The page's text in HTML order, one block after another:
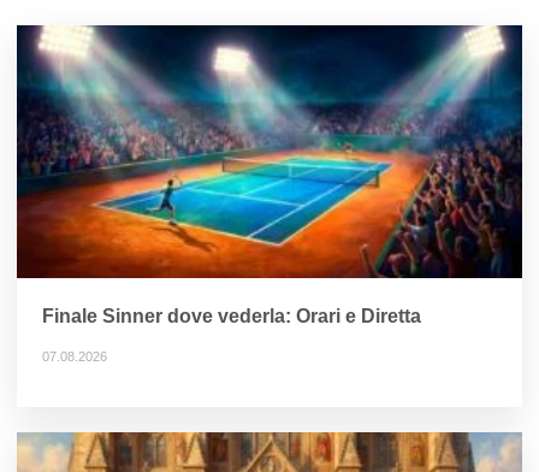
Finale Sinner dove vederla: Orari e Diretta
07.08.2026